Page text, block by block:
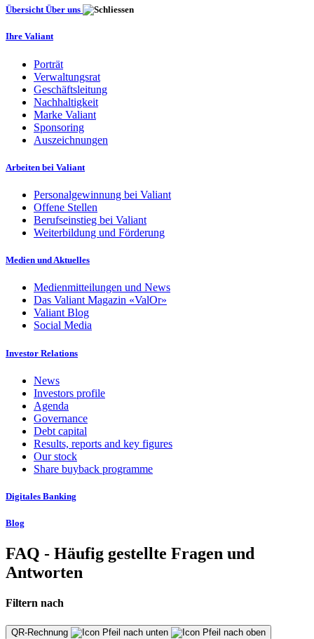
Übersicht Über uns
Ihre Valiant
Porträt
Verwaltungsrat
Geschäftsleitung
Nachhaltigkeit
Marke Valiant
Sponsoring
Auszeichnungen
Arbeiten bei Valiant
Personalgewinnung bei Valiant
Offene Stellen
Berufseinstieg bei Valiant
Weiterbildung und Förderung
Medien und Aktuelles
Medienmitteilungen und News
Das Valiant Magazin «ValOr»
Valiant Blog
Social Media
Investor Relations
News
Investors profile
Agenda
Governance
Debt capital
Results, reports and key figures
Our stock
Share buyback programme
Digitales Banking
Blog
FAQ - Häufig gestellte Fragen und
Antworten
Filtern nach
QR-Rechnung